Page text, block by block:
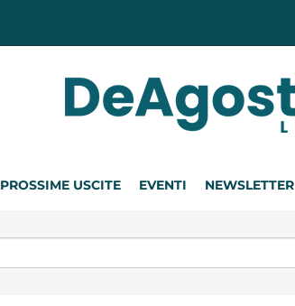
PROSSIME USCITE EVENTI NEWSLETTER